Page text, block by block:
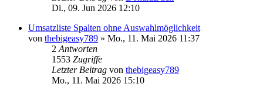
Di., 09. Jun 2026 12:10
Umsatzliste Spalten ohne Auswahlmöglichkeit
von thebigeasy789 » Mo., 11. Mai 2026 11:37
2 Antworten
1553 Zugriffe
Letzter Beitrag von thebigeasy789
Mo., 11. Mai 2026 15:10